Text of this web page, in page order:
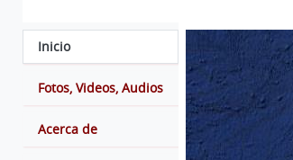
Inicio
Fotos, Videos, Audios
Acerca de